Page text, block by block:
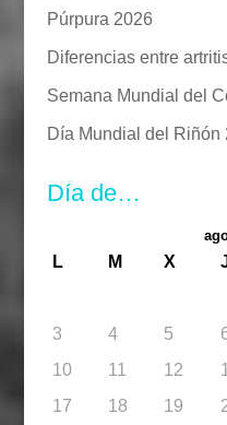
Púrpura 2026
Diferencias entre
Semana Mundial del
Día Mundial del Riñón
Día de…
L M X
3
4 5
10
11 12
17
18 19